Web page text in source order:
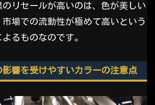
リセールが高いのは、色が美しい
場での流動性が極めて高いという
るものなのです。
影響を受けやすいカラーの注意点